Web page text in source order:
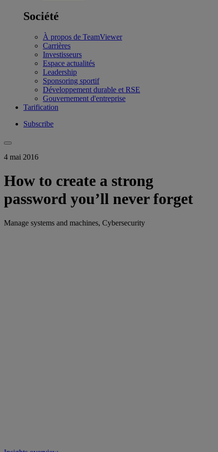
Société
À propos de TeamViewer
Carrières
Investisseurs
Espace actualités
Leadership
Sponsoring sportif
Développement durable et RSE
Gouvernement d'entreprise
Tarification
Subscribe
4 mai 2016
How to create a strong
password you’ll never forget
Manage systems and machines, Cybersecurity